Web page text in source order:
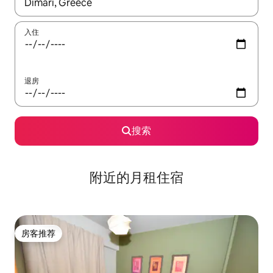
入住
退房
搜索
附近的月租住宿
房客推荐
房客推荐